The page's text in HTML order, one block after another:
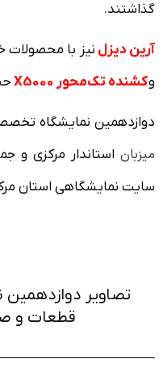
گذاشتند.
آرین دیزل نیز با محصولات
وکشنده تک‌محور X5000
دوازدهمین نمایشگاه
میزبان استاندار مرکزی و
سایت نمایشگاهی استان
تصاویر
قطعات و